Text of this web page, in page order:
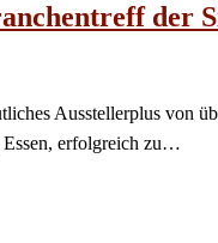
der
Ausstellerplus von
Essen, erfolgreich zu…